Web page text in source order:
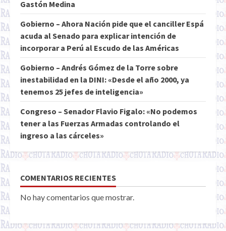
Gastón Medina
Gobierno – Ahora Nación pide que el canciller Espá
acuda al Senado para explicar intención de
incorporar a Perú al Escudo de las Américas
Gobierno – Andrés Gómez de la Torre sobre
inestabilidad en la DINI: «Desde el año 2000, ya
tenemos 25 jefes de inteligencia»
Congreso – Senador Flavio Figalo: «No podemos
tener a las Fuerzas Armadas controlando el
ingreso a las cárceles»
COMENTARIOS RECIENTES
No hay comentarios que mostrar.